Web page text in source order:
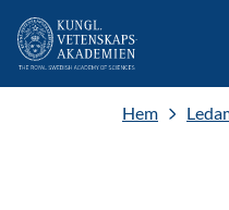
Hem